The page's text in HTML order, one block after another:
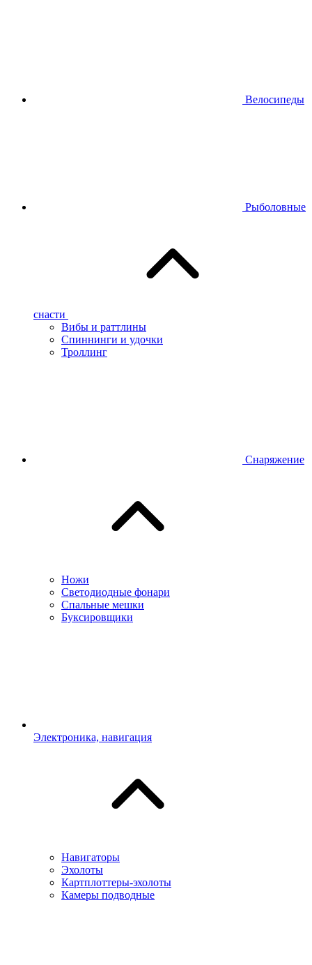
Велосипеды
Рыболовные
снасти
Вибы и раттлины
Спиннинги и удочки
Троллинг
Снаряжение
Ножи
Светодиодные фонари
Спальные мешки
Буксировщики
Электроника, навигация
Навигаторы
Эхолоты
Картплоттеры-эхолоты
Камеры подводные